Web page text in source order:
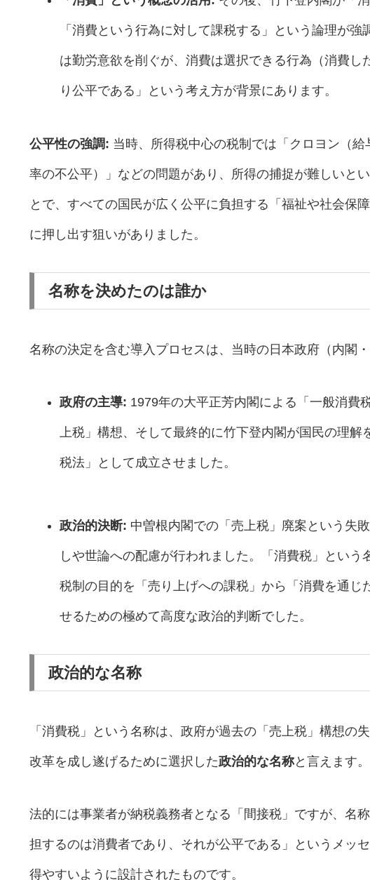
「消費という行為に対して課税する」という論理が強
は勤労意欲を削ぐが、消費は選択できる行為（消費し
り公平である」という考え方が背景にあります。
公平性の強調: 当時、所得税中心の税制では「クロヨン（
率の不公平）」などの問題があり、所得の捕捉が難しいと
とで、すべての国民が広く公平に負担する「福祉や社会保
に押し出す狙いがありました。
名称を決めたのは誰か
名称の決定を含む導入プロセスは、当時の日本政府（内閣
政府の主導: 1979年の大平正芳内閣による「一般消費
上税」構想、そして最終的に竹下登内閣が国民の理
税法」として成立させました。
政治的決断: 中曽根内閣での「売上税」廃案という失
しや世論への配慮が行われました。「消費税」という
税制の目的を「売り上げへの課税」から「消費を通じ
せるための極めて高度な政治的判断でした。
政治的な名称
「消費税」という名称は、政府が過去の「売上税」構想の
改革を成し遂げるために選択した政治的な名称と言えます。
法的には事業者が納税義務者となる「間接税」ですが、名
担するのは消費者であり、それが公平である」というメッ
得やすいように設計されたものです。